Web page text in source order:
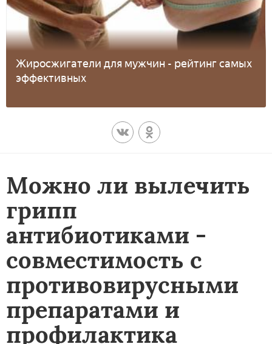
Жиросжигатели для мужчин - рейтинг самых
эффективных
Можно ли вылечить
грипп
антибиотиками -
совместимость с
противовирусными
препаратами и
профилактика